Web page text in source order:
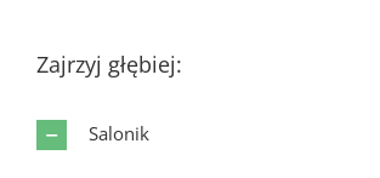
Zajrzyj głębiej:
Salonik